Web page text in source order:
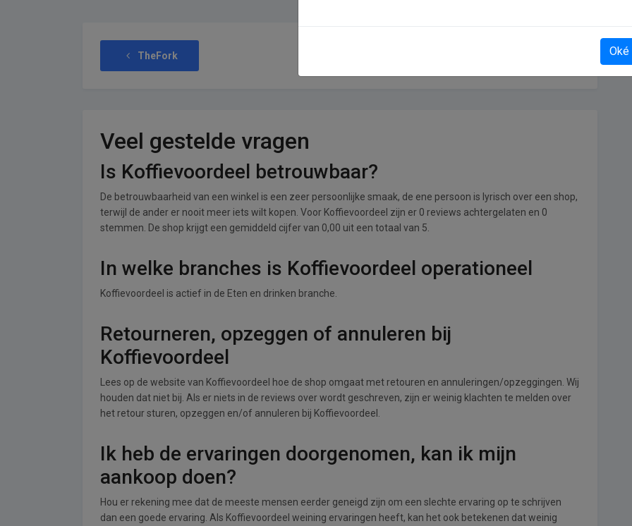
TheFork
Veel gestelde vragen
Is Koffievoordeel betrouwbaar?
De betrouwbaarheid van een winkel is een zeer persoonlijke smaak, de ene persoon is lyrisch over een shop,
terwijl de ander er nooit meer iets wilt kopen. Voor Koffievoordeel zijn er 0 reviews achtergelaten en 0
stemmen. De shop krijgt een gemiddeld cijfer van 0,00 uit een totaal van 5.
In welke branches is Koffievoordeel operationeel
Koffievoordeel is actief in de Eten en drinken branche.
Retourneren, opzeggen of annuleren bij
Koffievoordeel
Lees op de website van Koffievoordeel hoe de shop omgaat met retouren en annuleringen/opzeggingen. Wij
houden dat niet bij. Als er niets in de reviews over wordt geschreven, zijn er weinig klachten te melden over
het retour sturen, opzeggen en/of annuleren bij Koffievoordeel.
Ik heb de ervaringen doorgenomen, kan ik mijn
aankoop doen?
Hou er rekening mee dat de meeste mensen eerder geneigd zijn om een slechte ervaring op te schrijven
dan een goede ervaring. Als Koffievoordeel weining ervaringen heeft, kan het ook betekenen dat weinig
Oké